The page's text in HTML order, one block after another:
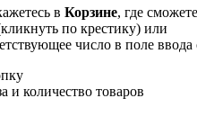
в Корзине, где сможете
по крестику) или
число в поле
и количество товаров